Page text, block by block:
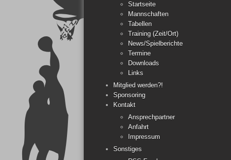
Startseite
Mannschaften
Tabellen
Training (Zeit/Ort)
News/Spielberichte
Termine
Downloads
Links
Mitglied werden?!
Sponsoring
Kontakt
Ansprechpartner
Anfahrt
Impressum
Sonstiges